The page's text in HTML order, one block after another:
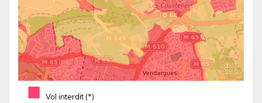
■ Vol interdit (*)